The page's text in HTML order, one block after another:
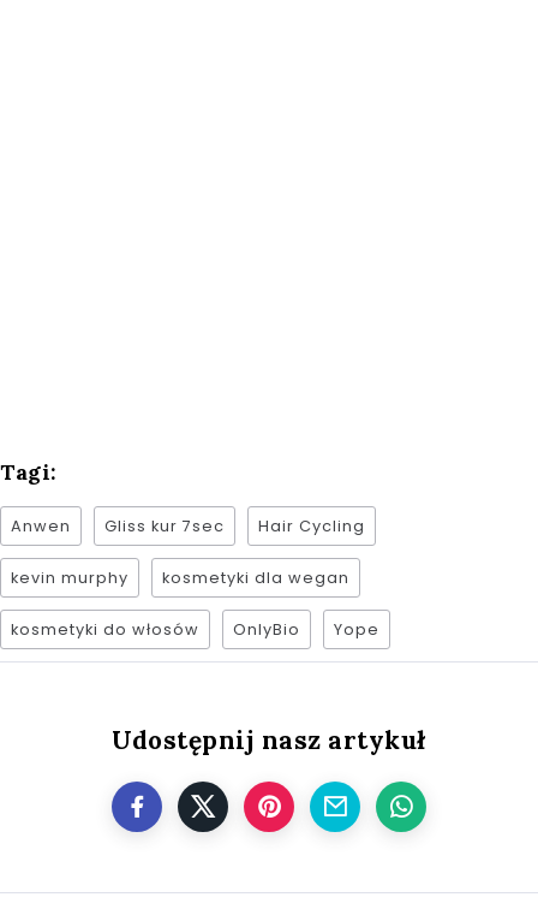
Tagi:
Anwen Gliss kur 7sec Hair Cycling
kevin murphy kosmetyki dla wegan
kosmetyki do włosów OnlyBio Yope
Udostępnij nasz artykuł